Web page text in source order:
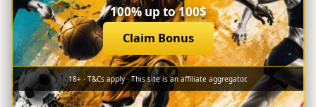
100% up to 100$
Claim Bonus
18+ · T&Cs apply · This site is an affiliate aggregator.